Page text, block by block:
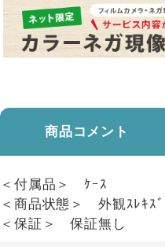
商品コメント
＜付属品＞ ｹｰｽ
＜商品状態＞ 外観ｽﾚｷｽﾞ
＜保証＞ 保証無し